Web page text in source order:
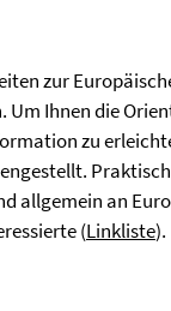
zur
Um Ihnen die
zu
allgemein an
(Linkliste).